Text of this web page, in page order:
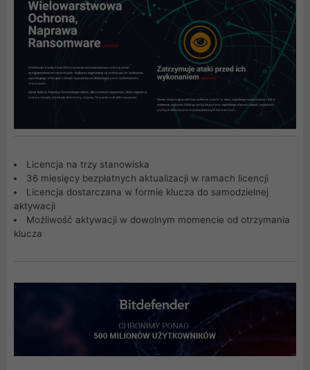
Licencja na trzy stanowiska
36 miesięcy bezpłatnych aktualizacji w ramach licencji
Licencja dostarczana w formie klucza do samodzielnej
aktywacji
Możliwość aktywacji w dowolnym momencie od otrzymania
klucza